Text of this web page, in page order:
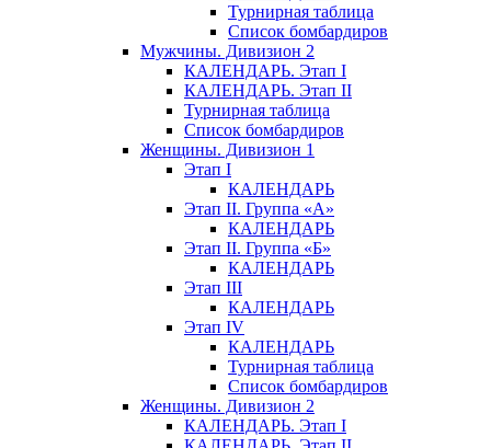
Турнирная таблица
Список бомбардиров
Мужчины. Дивизион 2
КАЛЕНДАРЬ. Этап I
КАЛЕНДАРЬ. Этап II
Турнирная таблица
Список бомбардиров
Женщины. Дивизион 1
Этап I
КАЛЕНДАРЬ
Этап II. Группа «А»
КАЛЕНДАРЬ
Этап II. Группа «Б»
КАЛЕНДАРЬ
Этап III
КАЛЕНДАРЬ
Этап IV
КАЛЕНДАРЬ
Турнирная таблица
Список бомбардиров
Женщины. Дивизион 2
КАЛЕНДАРЬ. Этап I